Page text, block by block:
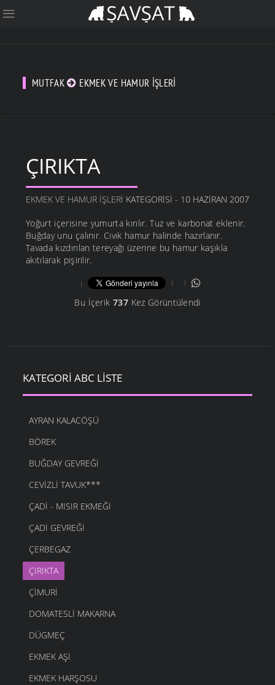
MUTFAK EKMEK VE HAMUR İŞLERI
ÇIRIKTA
EKMEK VE HAMUR İŞLERI KATEGORISI - 10 HAZIRAN 2007
Yoğurt içerisine yumurta kırılır. Tuz ve karbonat eklenir.
Buğday unu çalınır. Cıvık hamur halinde hazırlanır.
Tavada kızdırılan tereyağı üzerine bu hamur kaşıkla
akıtılarak pişirilir.
Bu İçerik 737Kez Görüntülendi
KATEGORI ABC LISTE
AYRAN KALACÖŞÜ
BÖREK
BUĞDAY GEVREĞI
CEVIZLI TAVUK***
ÇADI - MISIR EKMEĞI
ÇADI GEVREĞI
ÇERBEGAZ
ÇIRIKTA
ÇIMURI
DOMATESLI MAKARNA
DÜGMEÇ
EKMEK AŞI
EKMEK HARŞOSU